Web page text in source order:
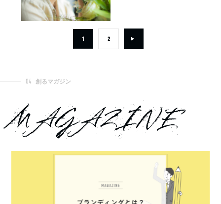
1 2
04 創るマガジン
MAGAZINE